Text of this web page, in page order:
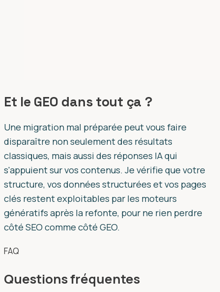
Et le GEO dans tout ça ?
Une migration mal préparée peut vous faire
disparaître non seulement des résultats
classiques, mais aussi des réponses IA qui
s'appuient sur vos contenus. Je vérifie que votre
structure, vos données structurées et vos pages
clés restent exploitables par les moteurs
génératifs après la refonte, pour ne rien perdre
côté SEO comme côté GEO.
FAQ
Questions fréquentes